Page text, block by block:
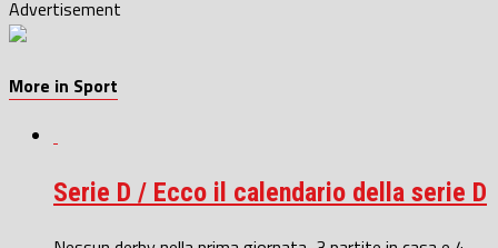
Advertisement
More in Sport
Serie D / Ecco il calendario della serie D